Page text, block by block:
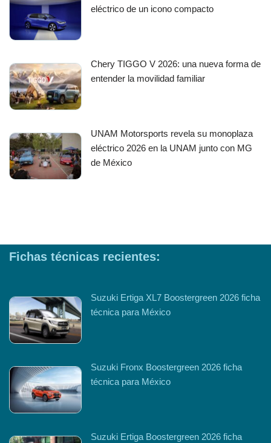
eléctrico de un icono compacto
Chery TIGGO V 2026: una nueva forma de
entender la movilidad familiar
UNAM Motorsports revela su monoplaza
eléctrico 2026 en la UNAM junto con MG
de México
Fichas técnicas recientes:
Suzuki Ertiga XL7 Boostergreen 2026 ficha
técnica para México
Suzuki Fronx Boostergreen 2026 ficha
técnica para México
Suzuki Ertiga Boostergreen 2026 ficha